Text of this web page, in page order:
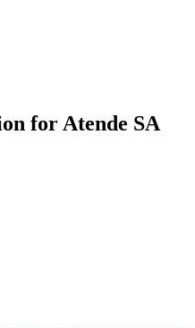
for Atende SA